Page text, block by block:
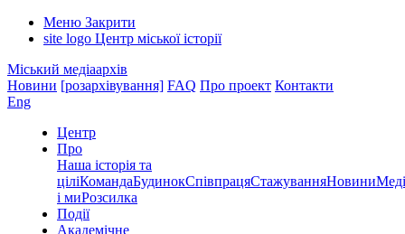
Меню Закрити
site logo Центр міської історії
Міський медіаархів
Новини [розархівування] FAQ Про проект Контакти
Eng
Центр
Про
Наша історія та
ціліКомандаБудинокСпівпрацяСтажуванняНовини
і миРозсилка
Події
Академічне